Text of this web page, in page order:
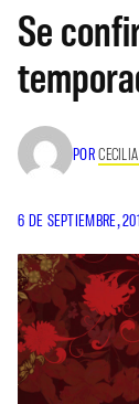
Se
POR
6 DE SEPTIEMBRE,